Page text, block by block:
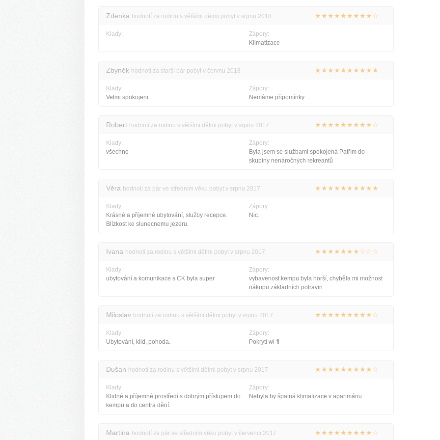
Zdenka hodnotí za rodinu s většími dětmi pobyt v srpnu 2018 ★★★★★★★★★☆
Klady:
Zápory:
Klimatizace
Zbyněk hodnotí za starší pár pobyt v červnu 2018 ★★★★★★★★★★
Klady:
Velmi spokojeni.
Zápory:
Nemáme připomínky.
Robert hodnotí za rodinu s většími dětmi pobyt v srpnu 2017 ★★★★★★★★★☆
Klady:
všechno
Zápory:
Byla jsem se službami spokojená Patřím do
skupiny nenáročných rekreantů
Věra hodnotí za pár ve středním věku pobyt v srpnu 2017 ★★★★★★★★★★
Klady:
Krásné a příjemné ubytování, služby recepce.
Blízkost ke slunecnemu jezeru.
Zápory:
Nic.
Ivana hodnotí za rodinu s většími dětmi pobyt v srpnu 2017 ★★★★★★★☆☆☆
Klady:
ubytování a komunikace s CK byla super
Zápory:
vybavenost kempu byla horší, chyběla mi možnost
nákupu základních potravin....
Miloslav hodnotí za rodinu s většími dětmi pobyt v srpnu 2017 ★★★★★★★★★☆
Klady:
Ubytování, klid, pohoda.
Zápory:
Pokrytí wi-fi
Dušan hodnotí za rodinu s většími dětmi pobyt v srpnu 2017 ★★★★★★★★★☆
Klady:
Klidné a příjemné prostředí s dobrým přístupem do
kempu a do centra dění.
Zápory:
Nebyla by špatná klimatizace v apartmánu.
Martina hodnotí za pár ve středním věku pobyt v červenci 2017 ★★★★★★★★★☆